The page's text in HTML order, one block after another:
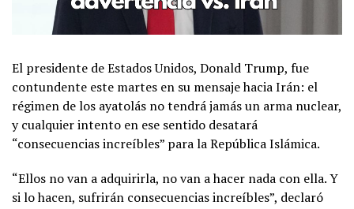
El presidente de Estados Unidos, Donald Trump, fue
contundente este martes en su mensaje hacia Irán: el
régimen de los ayatolás no tendrá jamás un arma nuclear,
y cualquier intento en ese sentido desatará
“consecuencias increíbles” para la República Islámica.
“Ellos no van a adquirirla, no van a hacer nada con ella. Y
si lo hacen, sufrirán consecuencias increíbles”, declaró